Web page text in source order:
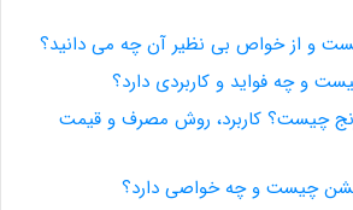
و از خواص بی نظیر آن چه می دانید؟
و چه فواید و کاربردی دارد؟
چیست؟ کاربرد، روش مصرف و قیمت
چیست و چه خواصی دارد؟